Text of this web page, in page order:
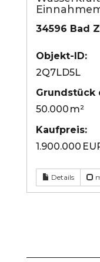
34596 Bad
Objekt-ID:
2Q7LD5L
Grund­stück
50.000 m²
Kaufpreis:
1.900.000
Details